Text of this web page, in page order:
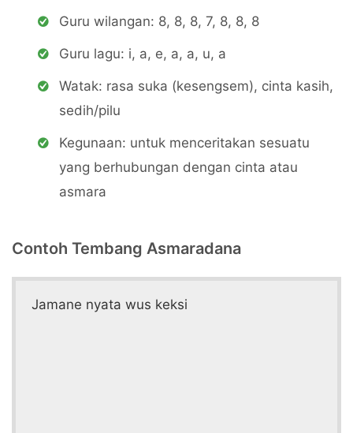
Guru wilangan: 8, 8, 8, 7, 8, 8, 8
Guru lagu: i, a, e, a, a, u, a
Watak: rasa suka (kesengsem), cinta kasih,
sedih/pilu
Kegunaan: untuk menceritakan sesuatu
yang berhubungan dengan cinta atau
asmara
Contoh Tembang Asmaradana
Jamane nyata wus keksi